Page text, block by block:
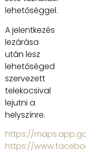
lehetőséggel.
A jelentkezés
lezárása
után lesz
lehetőséged
szervezett
telekocsival
lejutni a
helyszínre.
https://
https://